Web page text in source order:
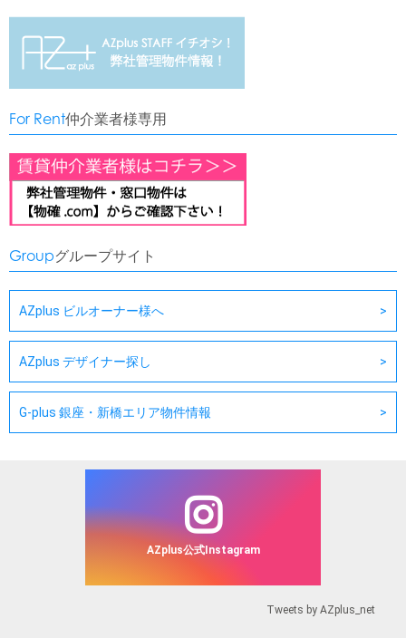
For Rent仲介業者様専用
Groupグループサイト
AZplus ビルオーナー様へ
AZplus デザイナー探し
G-plus 銀座・新橋エリア物件情報
AZplus公式Instagram
Tweets by AZplus_net